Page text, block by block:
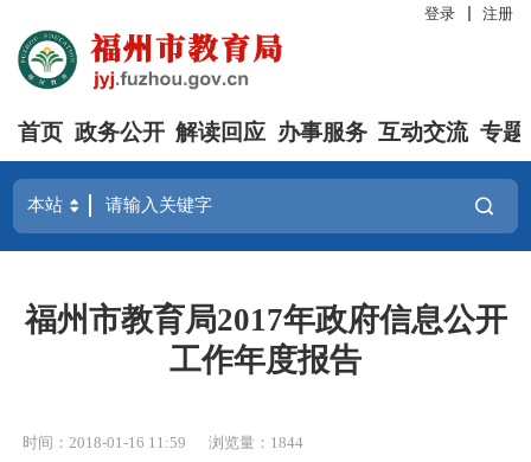
登录 注册
首页 政务公开 解读回应 办事服务 互动交流 专题
福州市教育局2017年政府信息公开
工作年度报告
时间：2018-01-16 11:59 浏览量：1844